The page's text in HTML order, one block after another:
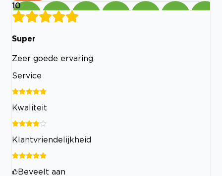
10
Super
Zeer goede ervaring.
Service
Kwaliteit
Klantvriendelijkheid
Beveelt aan